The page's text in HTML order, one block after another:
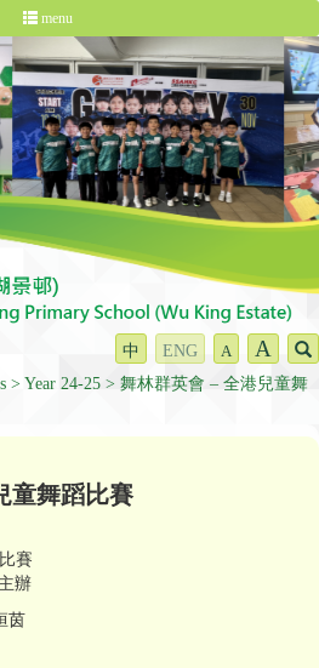
menu
中 ENG A A
Year 24-25
舞林群英會 – 全港兒童舞
童舞蹈比賽
賽
辦
茵